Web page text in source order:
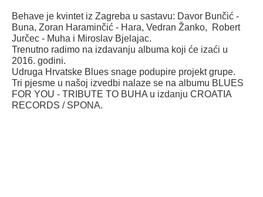
Behave je kvintet iz Zagreba u sastavu: Davor Bunčić -
Buna, Zoran Haraminčić - Hara, Vedran Žanko, Robert
Jurčec - Muha i Miroslav Bjelajac.
Trenutno radimo na izdavanju albuma koji će izaći u
2016. godini.
Udruga Hrvatske Blues snage podupire projekt grupe.
Tri pjesme u našoj izvedbi nalaze se na albumu BLUES
FOR YOU - TRIBUTE TO BUHA u izdanju CROATIA
RECORDS / SPONA.